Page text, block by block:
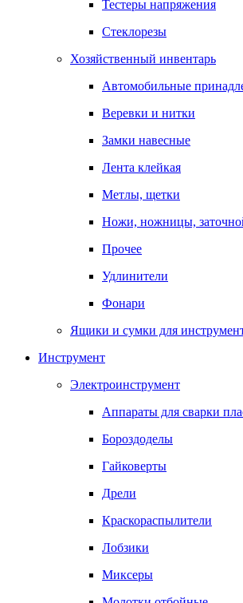
Тестеры напряжения
Стеклорезы
Хозяйственный инвентарь
Автомобильные
Веревки и нитки
Замки навесные
Лента клейкая
Метлы, щетки
Ножи, ножницы,
Прочее
Удлинители
Фонари
Ящики и сумки для
Инструмент
Электроинструмент
Аппараты для сварки
Бороздоделы
Гайковерты
Дрели
Краскораспылители
Лобзики
Миксеры